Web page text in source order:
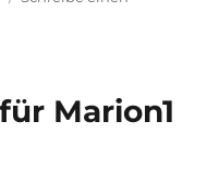
Marion1